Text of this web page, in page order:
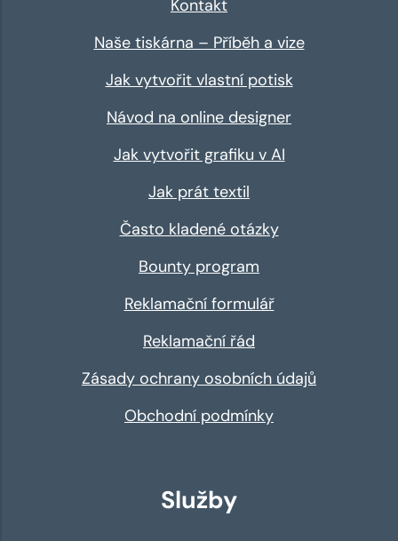
Kontakt
Naše tiskárna – Příběh a vize
Jak vytvořit vlastní potisk
Návod na online designer
Jak vytvořit grafiku v AI
Jak prát textil
Často kladené otázky
Bounty program
Reklamační formulář
Reklamační řád
Zásady ochrany osobních údajů
Obchodní podmínky
Služby